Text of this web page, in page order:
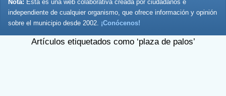
Nota: Esta es una web colaborativa creada por ciudadanos e
independiente de cualquier organismo, que ofrece información y opinión
sobre el municipio desde 2002. ¡Conócenos!
Artículos etiquetados como ‘plaza de palos’